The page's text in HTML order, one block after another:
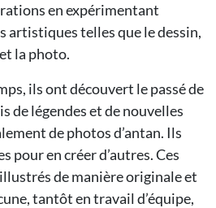
en expérimentant
artistiques telles que le dessin,
la photo.
ils ont découvert le passé de
de légendes et de nouvelles
de photos d’antan. Ils
pour en créer d’autres. Ces
de manière originale et
tantôt en travail d’équipe,